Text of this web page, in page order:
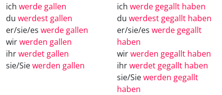
ich werde gallen
du werdest gallen
er/sie/es werde gallen
wirwerden gallen
ihrwerdet gallen
sie/Siewerden gallen
ich werde gegallt haben
du werdest gegallt haben
er/sie/es werde gegallt
haben
wirwerden gegallt haben
ihrwerdet gegallt haben
sie/Siewerden gegallt
haben